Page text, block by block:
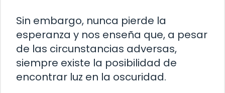
Sin embargo, nunca pierde la
esperanza y nos enseña que, a pesar
de las circunstancias adversas,
siempre existe la posibilidad de
encontrar luz en la oscuridad.